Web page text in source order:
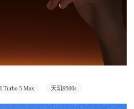
Turbo 5 Max 天玑9500s